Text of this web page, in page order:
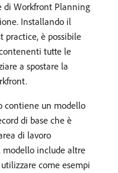
di Workfront Planning
Installando il
practice, è possibile
tutte le
a spostare la
contiene un modello
di base che è
di lavoro
modello include altre
come esempi